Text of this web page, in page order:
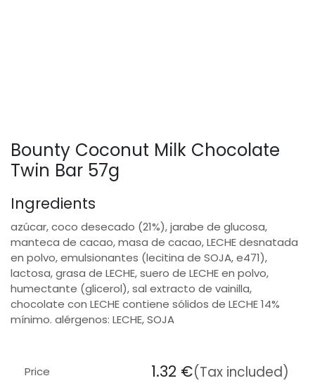
Bounty Coconut Milk Chocolate
Twin Bar 57g
Ingredients
azúcar, coco desecado (21%), jarabe de glucosa,
manteca de cacao, masa de cacao, LECHE desnatada
en polvo, emulsionantes (lecitina de SOJA, e471),
lactosa, grasa de LECHE, suero de LECHE en polvo,
humectante (glicerol), sal extracto de vainilla,
chocolate con LECHE contiene sólidos de LECHE 14%
mínimo. alérgenos: LECHE, SOJA
Price 1.32 €(Tax included)